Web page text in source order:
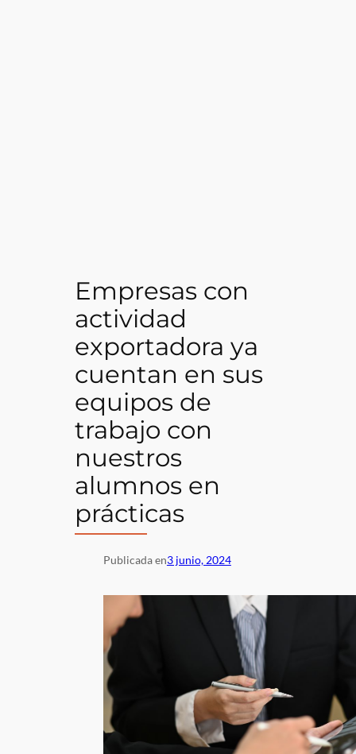
Empresas con
actividad
exportadora ya
cuentan en sus
equipos de
trabajo con
nuestros
alumnos en
prácticas
Publicada en3 junio, 2024